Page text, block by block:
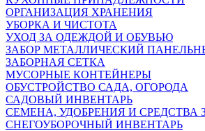
ОРГАНИЗАЦИЯ ХРАНЕНИЯ
УБОРКА И ЧИСТОТА
УХОД ЗА ОДЕЖДОЙ И ОБУВЬЮ
ЗАБОР МЕТАЛЛИЧЕСКИЙ
ЗАБОРНАЯ СЕТКА
МУСОРНЫЕ КОНТЕЙНЕРЫ
ОБУСТРОЙСТВО САДА, ОГОРОДА
САДОВЫЙ ИНВЕНТАРЬ
СЕМЕНА, УДОБРЕНИЯ И СРЕДСТВА
СНЕГОУБОРОЧНЫЙ ИНВЕНТАРЬ